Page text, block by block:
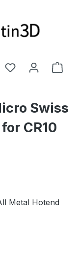
Du hast 0
Swiss
CR10